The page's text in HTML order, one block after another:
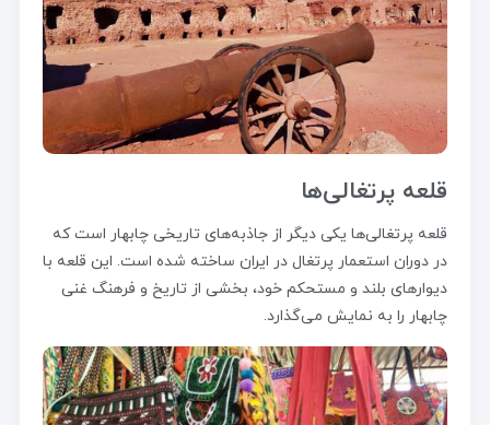
قلعه پرتغالی‌ها
قلعه پرتغالی‌ها یکی دیگر از جاذبه‌های تاریخی چابهار است که
در دوران استعمار پرتغال در ایران ساخته شده است. این قلعه با
دیوارهای بلند و مستحکم خود، بخشی از تاریخ و فرهنگ غنی
چابهار را به نمایش می‌گذارد.